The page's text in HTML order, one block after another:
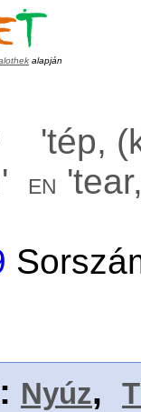
alapján
'tép,
' en '
: Nyúz,